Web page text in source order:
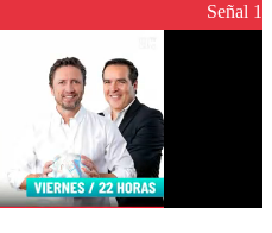
para garantizar un
Señal 1